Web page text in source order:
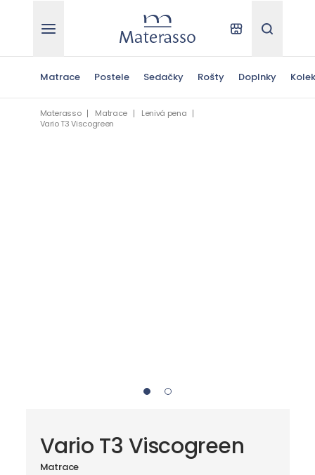
Materasso Kde kúpiťHľadať
Matrace Postele Sedačky Rošty Doplnky
Materasso Matrace
Lenivá pena
Vario T3 Viscogreen
Vario T3 Viscogreen
Matrace